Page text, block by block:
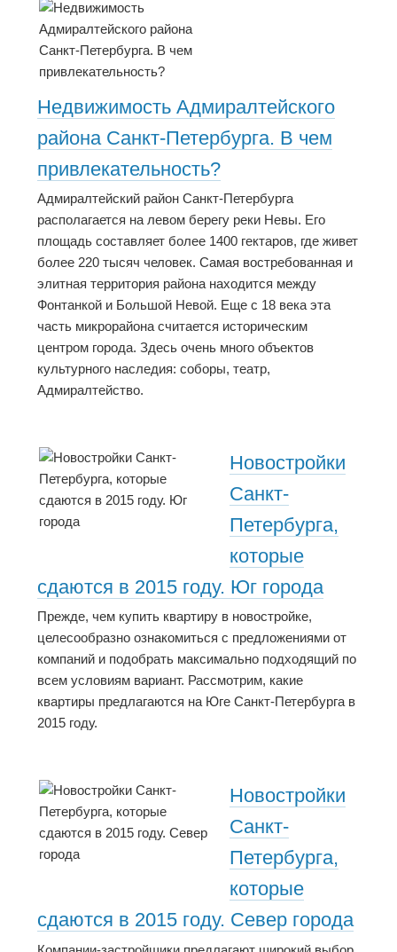
Недвижимость Адмиралтейского
района Санкт-Петербурга. В чем
привлекательность?
Адмиралтейский район Санкт-Петербурга
располагается на левом берегу реки Невы. Его
площадь составляет более 1400 гектаров, где живет
более 220 тысяч человек. Самая востребованная и
элитная территория района находится между
Фонтанкой и Большой Невой. Еще с 18 века эта
часть микрорайона считается историческим
центром города. Здесь очень много объектов
культурного наследия: соборы, театр,
Адмиралтейство.
Новостройки
Санкт-
Петербурга,
которые
сдаются в 2015 году. Юг города
Прежде, чем купить квартиру в новостройке,
целесообразно ознакомиться с предложениями от
компаний и подобрать максимально подходящий по
всем условиям вариант. Рассмотрим, какие
квартиры предлагаются на Юге Санкт-Петербурга в
2015 году.
Новостройки
Санкт-
Петербурга,
которые
сдаются в 2015 году. Север города